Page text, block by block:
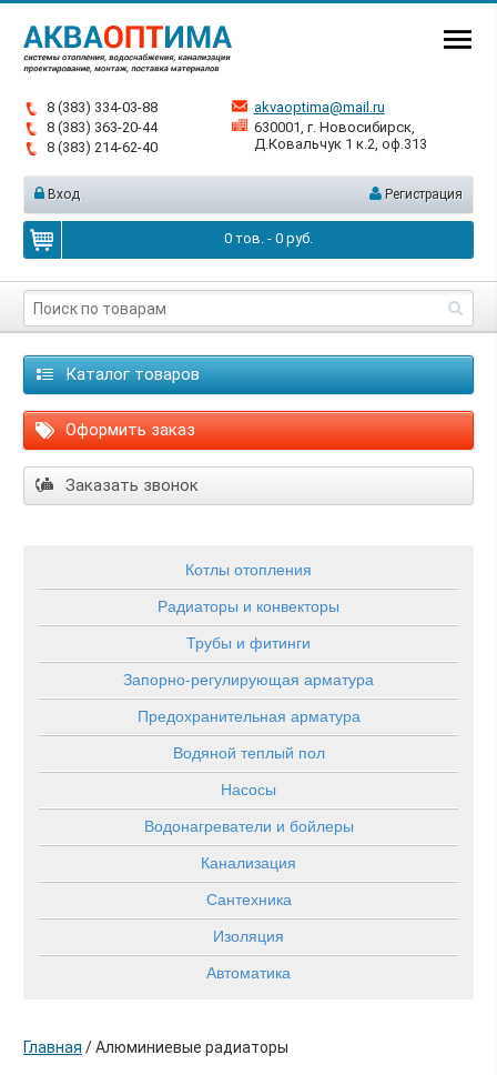
8 (383) 334-03-88
8 (383) 363-20-44
8 (383) 214-62-40
akvaoptima@mail.ru
630001, г. Новосибирск,
Д.Ковальчук 1 к.2, оф.313
Вход Регистрация
0тов. - 0руб.
Каталог товаров
Оформить заказ
Заказать звонок
Котлы отопления
Радиаторы и конвекторы
Трубы и фитинги
Запорно-регулирующая арматура
Предохранительная арматура
Водяной теплый пол
Насосы
Водонагреватели и бойлеры
Канализация
Сантехника
Изоляция
Автоматика
Главная /Алюминиевые радиаторы